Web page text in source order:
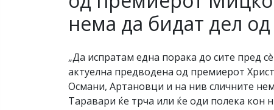
нема да бидат дел од
„Да испратам една порака до сите пред
актуелна предводена од премиерот
Османи, Артановци и на нив сличните
Таравари ќе трча или ќе оди полека кон